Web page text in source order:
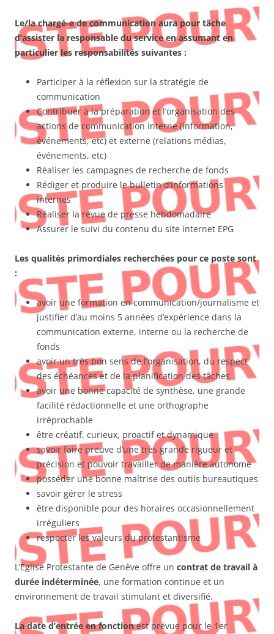
Le/la chargé-e de communication aura pour tâche
d’assister la responsable du service en assumant en
particulier les responsabilités suivantes :
Participer à la réflexion sur la stratégie de
communication
Contribuer à la préparation et l’organisation des
actions de communication interne (information,
événements, etc) et externe (relations médias,
événements, etc)
Réaliser les campagnes de recherche de fonds
Rédiger et produire le bulletin d’informations
internes
Réaliser la revue de presse hebdomadaire
Assurer le suivi du contenu du site internet EPG
Les qualités primordiales recherchées pour ce poste sont
:
avoir une formation en communication/journalisme et
justifier d’au moins 5 années d’expérience dans la
communication externe, interne ou la recherche de
fonds
avoir un très bon sens de l’organisation, du respect
des échéances et de la planification des tâches
avoir une bonne capacité de synthèse, une grande
facilité rédactionnelle et une orthographe
irréprochable
être créatif, curieux, proactif et dynamique
savoir faire preuve d’une très grande rigueur et
précision et pouvoir travailler de manière autonome
posséder une bonne maîtrise des outils bureautiques
savoir gérer le stress
être disponible pour des horaires occasionnellement
irréguliers
respecter les valeurs du protestantisme
L’Eglise Protestante de Genève offre un contrat de travail à
durée indéterminée, une formation continue et un
environnement de travail stimulant et diversifié.
La date d’entrée en fonctionest prévue pour le 1er